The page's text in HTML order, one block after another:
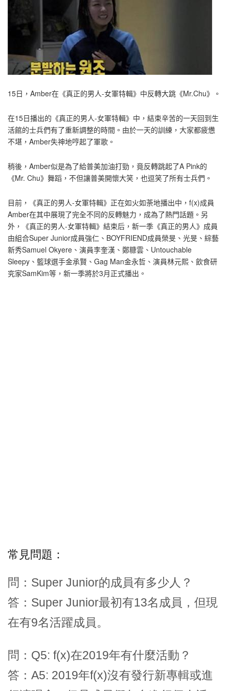
15日，Amber在《真正的男人-女軍特輯》中反轉大跳《Mr.Chu》。
在15日播出的《真正的男人-女軍特輯》中，結束辛苦的一天回到生
活館的士兵們有了重新調整的時間。由於一天的訓練，大家都疲憊
不堪，Amber失神地哼起了軍歌。
稍後，Amber似是為了給普美加油打勁，竟反轉跳起了A Pink的
《Mr. Chu》舞蹈，不但讓普美開懷大笑，也逗笑了所有士兵們。
目前，《真正的男人-女軍特輯》正在如火如荼地播出中，f(x)成員
Amber在其中展現了完全不同的反轉魅力，成為了熱門話題。另
外，《真正的男人-女軍特輯》結束后，新一季《真正的男人》成員
由組合Super Junior成員強仁、BOYFRIEND成員榮旻、光旻、綜藝
新秀Samuel Okyere、演員李奎漢、鄭糠雲、Untouchable
Sleepy、籃球選手金承賢、Gag Man金永哲、演員林元熙、飲食研
究家SamKim等，新一季將於3月正式播出。
常見問題：
問：Super Junior的成員有多少人？
答：Super Junior最初有13名成員，但現
在有9名活躍成員。
問：Q5: f(x)在2019年有什麼活動？
答：A5: 2019年f(x)沒有發行新專輯或進